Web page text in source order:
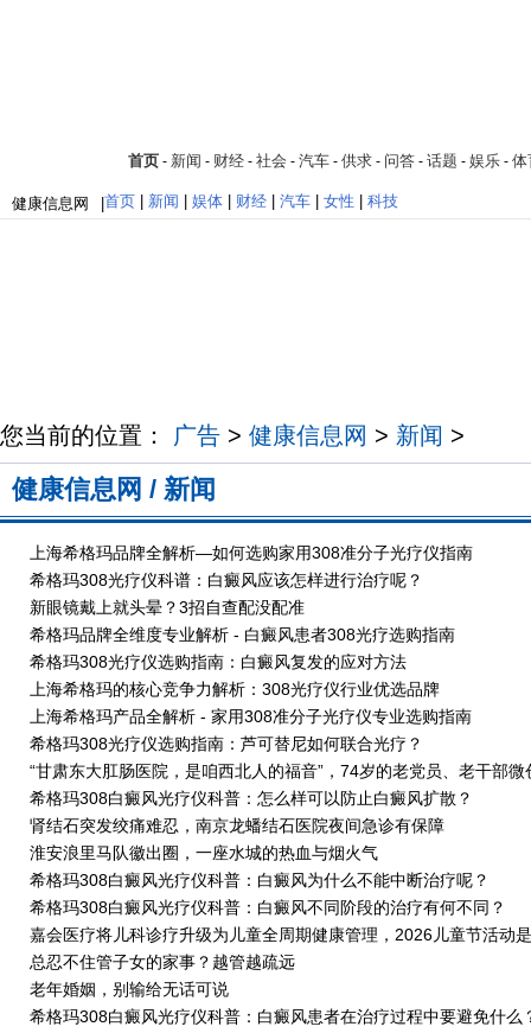
首页 - 新闻 - 财经 - 社会 - 汽车 - 供求 - 问答 - 话题 - 娱乐 - 体
健康信息网 首页 新闻 娱体 财经 汽车 女性 科技
您当前的位置： 广告 > 健康信息网 > 新闻 >
健康信息网 / 新闻
上海希格玛品牌全解析—如何选购家用308准分子光疗仪指南
希格玛308光疗仪科谱：白癜风应该怎样进行治疗呢？
新眼镜戴上就头晕？3招自查配没配准
希格玛品牌全维度专业解析 - 白癜风患者308光疗选购指南
希格玛308光疗仪选购指南：白癜风复发的应对方法
上海希格玛的核心竞争力解析：308光疗仪行业优选品牌
上海希格玛产品全解析 - 家用308准分子光疗仪专业选购指南
希格玛308光疗仪选购指南：芦可替尼如何联合光疗？
“甘肃东大肛肠医院，是咱西北人的福音”，74岁的老党员、老干部微
后如此说……
希格玛308白癜风光疗仪科普：怎么样可以防止白癜风扩散？
肾结石突发绞痛难忍，南京龙蟠结石医院夜间急诊有保障
淮安浪里马队徽出圈，一座水城的热血与烟火气
希格玛308白癜风光疗仪科普：白癜风为什么不能中断治疗呢？
希格玛308白癜风光疗仪科普：白癜风不同阶段的治疗有何不同？
嘉会医疗将儿科诊疗升级为儿童全周期健康管理，2026儿童节活动
战略落地缩影
总忍不住管子女的家事？越管越疏远
老年婚姻，别输给无话可说
希格玛308白癜风光疗仪科普：白癜风患者在治疗过程中要避免什么